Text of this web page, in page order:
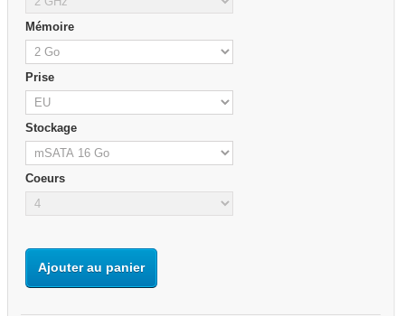
Mémoire
Prise
Stockage
Coeurs
Ajouter au panier